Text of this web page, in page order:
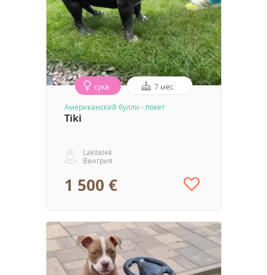
сука 7 мес.
Aмериканский булли - покет
Tiki
Lakitelek
Венгрия
1 500 €